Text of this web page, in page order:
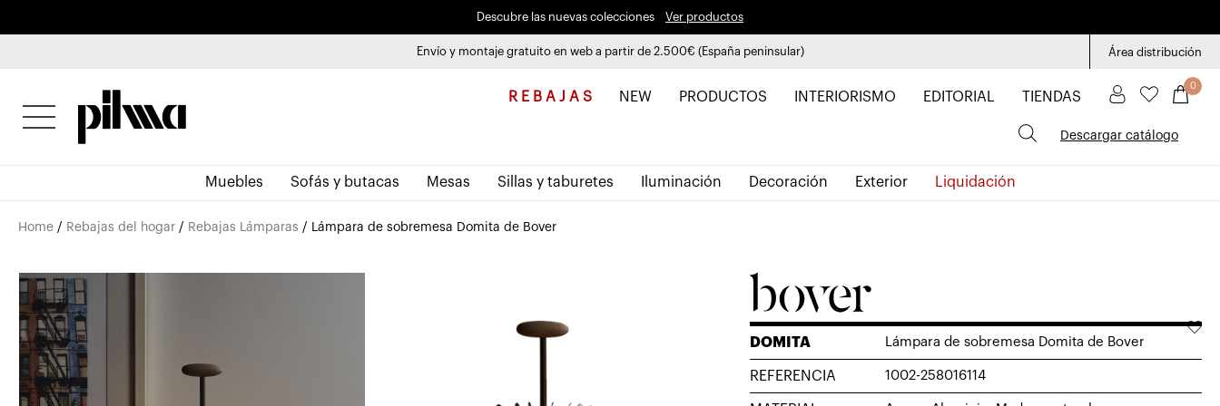
Paga a plazos hasta 3 meses sin intereses 0% TAE
Descubre las nuevas colecciones Ver productos
Envío y montaje gratuito en web a partir de 2.500€ (España peninsular) Área distribución
pilma R E B A J A S NEW PRODUCTOS INTERIORISMO EDITORIAL TIENDAS
0
Descargar catálogo
Muebles Sofás y butacas Mesas Sillas y taburetes Iluminación Decoración Exterior Liquidación
Home / Rebajas del hogar / Rebajas Lámparas / Lámpara de sobremesa Domita de Bover
DOMITA Lámpara de sobremesa Domita de Bover
REFERENCIA 1002-258016114